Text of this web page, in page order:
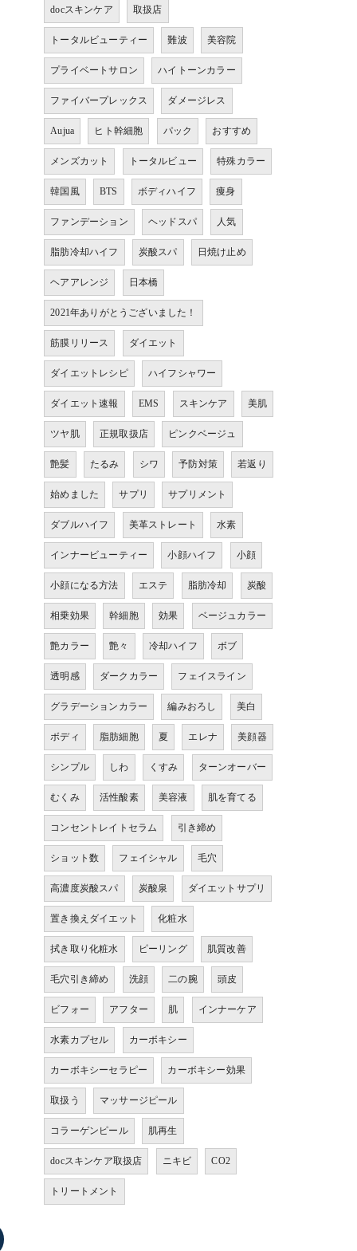
docスキンケア 取扱店
トータルビューティー 難波 美容院
プライベートサロン ハイトーンカラー
ファイバープレックス ダメージレス
Aujua ヒト幹細胞 パック おすすめ
メンズカット トータルビュー 特殊カラー
韓国風 BTS ボディハイフ 痩身
ファンデーション ヘッドスパ 人気
脂肪冷却ハイフ 炭酸スパ 日焼け止め
ヘアアレンジ 日本橋
2021年ありがとうございました！
筋膜リリース ダイエット
ダイエットレシピ ハイフシャワー
ダイエット速報 EMS スキンケア 美肌
ツヤ肌 正規取扱店 ピンクベージュ
艶髪 たるみ シワ 予防対策 若返り
始めました サプリ サプリメント
ダブルハイフ 美革ストレート 水素
インナービューティー 小顔ハイフ 小顔
小顔になる方法 エステ 脂肪冷却 炭酸
相乗効果 幹細胞 効果 ベージュカラー
艶カラー 艶々 冷却ハイフ ボブ
透明感 ダークカラー フェイスライン
グラデーションカラー 編みおろし 美白
ボディ 脂肪細胞 夏 エレナ 美顔器
シンプル しわ くすみ ターンオーバー
むくみ 活性酸素 美容液 肌を育てる
コンセントレイトセラム 引き締め
ショット数 フェイシャル 毛穴
高濃度炭酸スパ 炭酸泉 ダイエットサプリ
置き換えダイエット 化粧水
拭き取り化粧水 ピーリング 肌質改善
毛穴引き締め 洗顔 二の腕 頭皮
ビフォー アフター 肌 インナーケア
水素カプセル カーボキシー
カーボキシーセラピー カーボキシー効果
取扱う マッサージピール
コラーゲンピール 肌再生
docスキンケア取扱店 ニキビ CO2
トリートメント